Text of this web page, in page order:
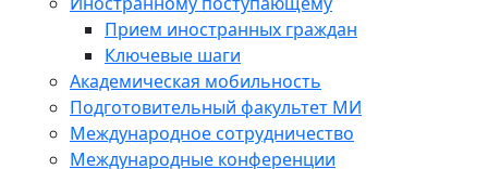
Прием иностранных граждан
Ключевые шаги
Академическая мобильность
Подготовительный факультет МИ
Международное сотрудничество
Международные конференции